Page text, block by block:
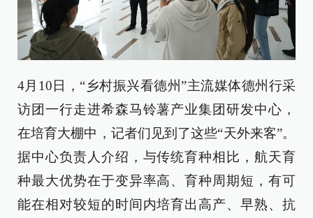
4月10日，“乡村振兴看德州”主流媒体德州行采
访团一行走进希森马铃薯产业集团研发中心，
在培育大棚中，记者们见到了这些“天外来客”。
据中心负责人介绍，与传统育种相比，航天育
种最大优势在于变异率高、育种周期短，有可
能在相对较短的时间内培育出高产、早熟、抗